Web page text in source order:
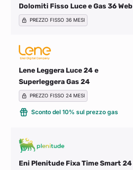
Dolomiti Fisso Luce e Gas 36 Web
PREZZO FISSO 36 MESI
Lene Leggera Luce 24 e
Superleggera Gas 24
PREZZO FISSO 24 MESI
Sconto del 10% sul prezzo gas
Eni Plenitude Fixa Time Smart 24